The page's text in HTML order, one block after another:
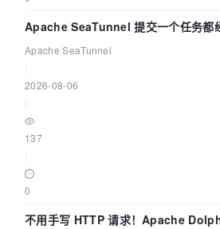
Apache SeaTunnel 提交一个任务都
Apache SeaTunnel
2026-08-06
137
0
不用手写 HTTP 请求！Apache